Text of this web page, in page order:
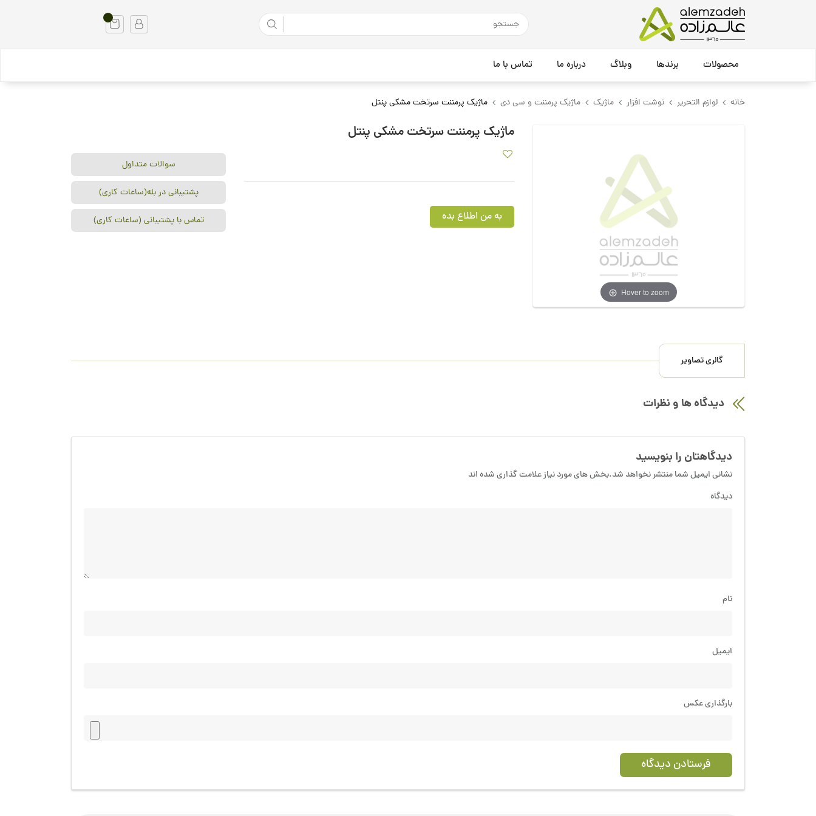
محصولات برندها وبلاگ درباره ما تماس با ما
خانه لوازم التحریر نوشت افزار ماژیک ماژیک پرمننت و سی دی ماژیک پرمننت سرتخت مشکی پنتل
Hover to zoom
ماژیک پرمننت سرتخت مشکی پنتل
به من اطلاع بده
سوالات متداول
پشتیبانی در بله(ساعات کاری)
تماس با پشتیبانی (ساعات کاری)
گالری تصاویر
دیدگاه ها و نظرات
دیدگاهتان را بنویسید
نشانی ایمیل شما منتشر نخواهد شد.بخش های مورد نیاز علامت گذاری شده اند
دیدگاه
نام
ایمیل
بارگذاری عکس
فرستادن دیدگاه